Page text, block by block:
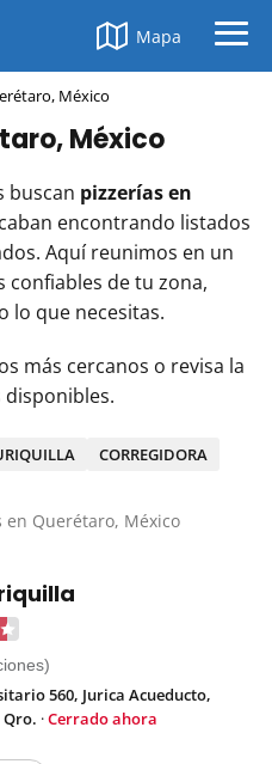
Mapa
México
México
buscan pizzerías en
encontrando listados
Aquí reunimos en un
confiables de tu zona,
lo que necesitas.
más cercanos o revisa la
disponibles.
CORREGIDORA
en Querétaro, México
560, Jurica Acueducto,
Qro. ·Cerrado ahora